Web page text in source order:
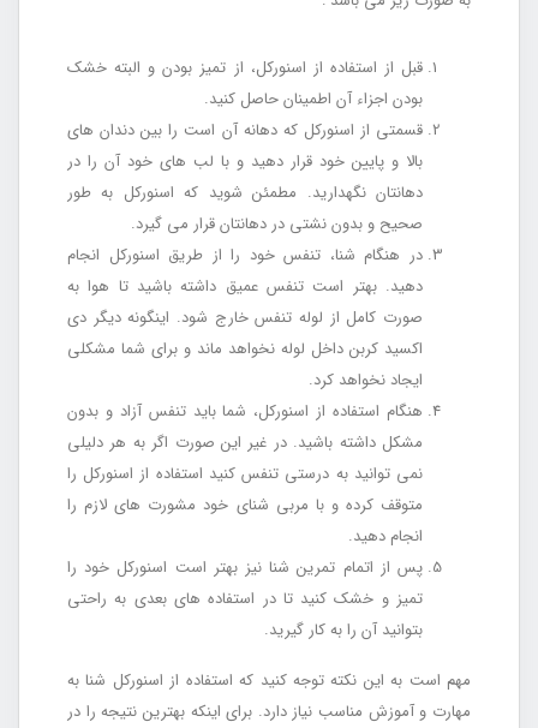
قبل از استفاده از اسنورکل، از تمیز بودن و البته خشک
بودن اجزاء آن اطمینان حاصل کنید.
قسمتی از اسنورکل که دهانه آن است را بین دندان های
بالا و پایین خود قرار دهید و با لب های خود آن را در
دهانتان نگهدارید. مطمئن شوید که اسنورکل به طور
صحیح و بدون نشتی در دهانتان قرار می گیرد.
در هنگام شنا، تنفس خود را از طریق اسنورکل انجام
دهید. بهتر است تنفس عمیق داشته باشید تا هوا به
صورت کامل از لوله تنفس خارج شود. اینگونه دیگر دی
اکسید کربن داخل لوله نخواهد ماند و برای شما مشکلی
ایجاد نخواهد کرد.
هنگام استفاده از اسنورکل، شما باید تنفس آزاد و بدون
مشکل داشته باشید. در غیر این صورت اگر به هر دلیلی
نمی توانید به درستی تنفس کنید استفاده از اسنورکل را
متوقف کرده و با مربی شنای خود مشورت های لازم را
انجام دهید.
پس از اتمام تمرین شنا نیز بهتر است اسنورکل خود را
تمیز و خشک کنید تا در استفاده های بعدی به راحتی
بتوانید آن را به کار گیرید.
مهم است به این نکته توجه کنید که استفاده از اسنورکل شنا به
مهارت و آموزش مناسب نیاز دارد. برای اینکه بهترین نتیجه را در